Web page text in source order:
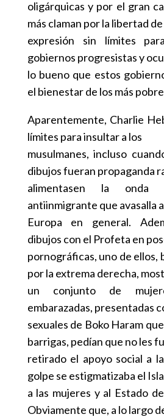
oligárquicas y por el gran
más claman por la libertad de
expresión sin límites
gobiernos progresistas y
lo bueno que estos
el bienestar de los más
Aparentemente, Charlie
límites para insultar a los
musulmanes, incluso
dibujos fueran propaganda
alimentasen la onda
antiinmigrante que avasalla
Europa en general.
dibujos con el Profeta en
pornográficas, uno de ellos,
por la extrema derecha,
un conjunto de
embarazadas, presentadas
sexuales de Boko Haram
barrigas, pedían que no les
retirado el apoyo social a
golpe se estigmatizaba el
a las mujeres y al Estado
Obviamente que, a lo largo